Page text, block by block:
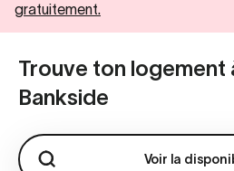
gratuitement.
Trouve ton logement
Bankside
Voir la